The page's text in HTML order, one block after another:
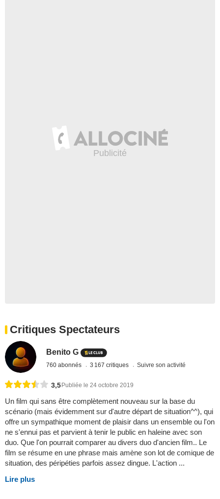
Critiques Spectateurs
Benito G
760 abonnés 3 167 critiques Suivre son activité
3,5Publiée le 24 octobre 2019
Un film qui sans être complètement nouveau sur la base du
scénario (mais évidemment sur d'autre départ de situation^^), qui
offre un sympathique moment de plaisir dans un ensemble ou l'on
ne s'ennui pas et parvient à tenir le public en haleine avec son
duo. Que l'on pourrait comparer au divers duo d'ancien film.. Le
film se résume en une phrase mais amène son lot de comique de
situation, des péripéties parfois assez dingue. L'action ...
Lire plus